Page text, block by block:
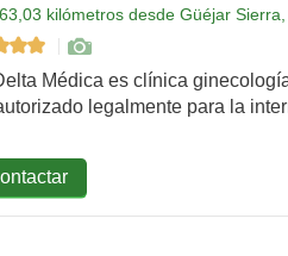
kilómetros desde Güéjar
Médica es clínica
legalmente para la